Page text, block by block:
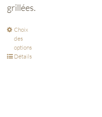
grillées.
Choix
des
options
Détails